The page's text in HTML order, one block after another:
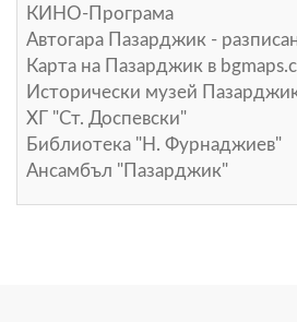
КИНО-Програма
Автогара Пазарджик -
Карта на Пазарджик в
Исторически музей
ХГ "Ст. Доспевски"
Библиотека "Н. Фурнаджиев"
Ансамбъл "Пазарджик"